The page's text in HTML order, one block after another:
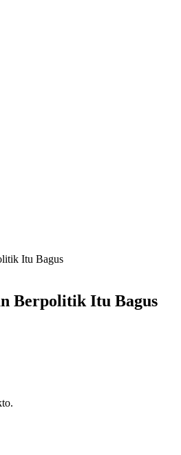
Itu Bagus
Berpolitik Itu Bagus